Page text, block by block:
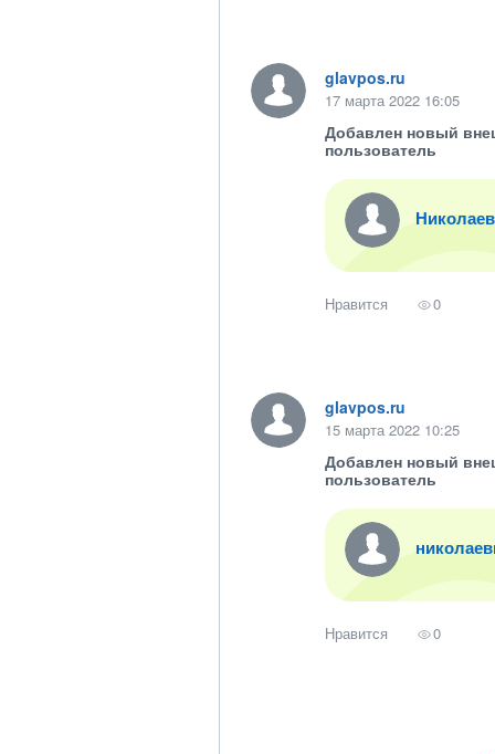
glavpos.ru
17 марта 2022 16:05
Добавлен новый
пользователь
Нравится 0
glavpos.ru
15 марта 2022 10:25
Добавлен новый
пользователь
Нравится 0